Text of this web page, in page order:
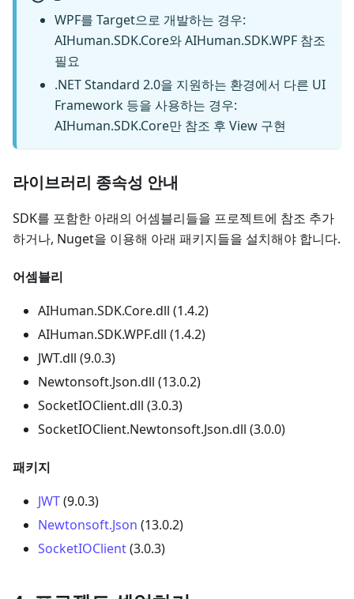
WPF를 Target으로 개발하는 경우:
AIHuman.SDK.Core와 AIHuman.SDK.WPF 참조
필요
.NET Standard 2.0을 지원하는 환경에서 다른 UI
Framework 등을 사용하는 경우:
AIHuman.SDK.Core만 참조 후 View 구현
라이브러리 종속성 안내
SDK를 포함한 아래의 어셈블리들을 프로젝트에 참조 추가
하거나, Nuget을 이용해 아래 패키지들을 설치해야 합니다.
어셈블리
AIHuman.SDK.Core.dll (1.4.2)
AIHuman.SDK.WPF.dll (1.4.2)
JWT.dll (9.0.3)
Newtonsoft.Json.dll (13.0.2)
SocketIOClient.dll (3.0.3)
SocketIOClient.Newtonsoft.Json.dll (3.0.0)
패키지
JWT(9.0.3)
Newtonsoft.Json (13.0.2)
SocketIOClient(3.0.3)